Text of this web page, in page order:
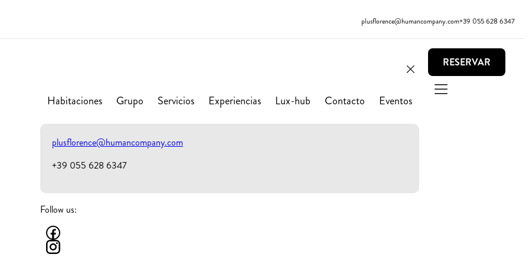
plusflorence@humancompany.com+39 055 628 6347
Habitaciones Grupo Servicios Experiencias Lux-hub Contacto Eventos
plusflorence@humancompany.com
+39 055 628 6347
Follow us:
RESERVAR